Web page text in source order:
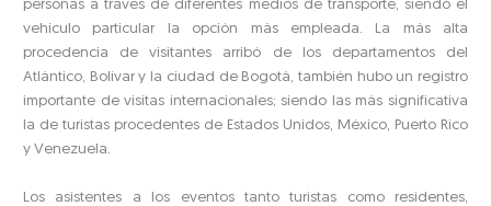
personas a través de diferentes medios de transporte, siendo el
vehículo particular la opción más empleada. La más alta
procedencia de visitantes arribó de los departamentos del
Atlántico, Bolívar y la ciudad de Bogotá, también hubo un registro
importante de visitas internacionales; siendo las más significativa
la de turistas procedentes de Estados Unidos, México, Puerto Rico
y Venezuela.
Los asistentes a los eventos tanto turistas como residentes,